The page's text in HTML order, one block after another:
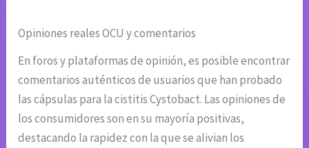
Opiniones reales OCU y comentarios
En foros y plataformas de opinión, es posible encontrar
comentarios auténticos de usuarios que han probado
las cápsulas para la cistitis Cystobact. Las opiniones de
los consumidores son en su mayoría positivas,
destacando la rapidez con la que se alivian los